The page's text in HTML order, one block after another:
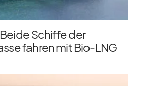
Schiffe der
fahren mit Bio-LNG